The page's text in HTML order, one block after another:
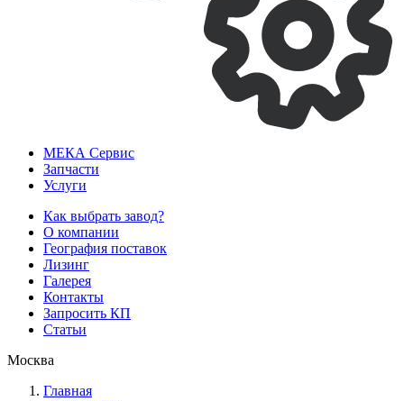
МЕКА Сервис
Запчасти
Услуги
Как выбрать завод?
О компании
География поставок
Лизинг
Галерея
Контакты
Запросить КП
Статьи
Москва
Главная